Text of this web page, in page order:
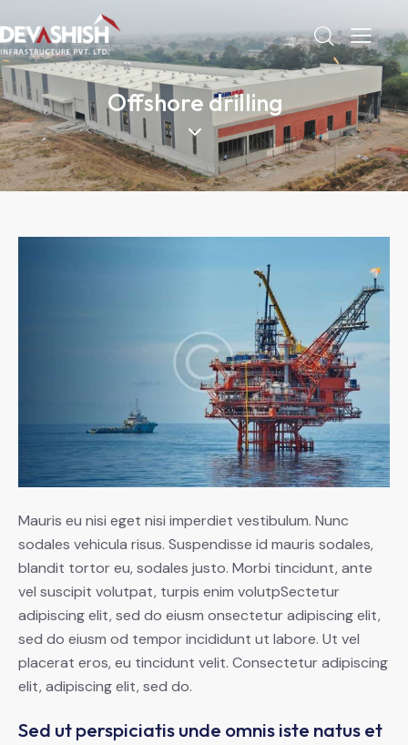
Offshore drilling
Mauris eu nisi eget nisi imperdiet vestibulum. Nunc
sodales vehicula risus. Suspendisse id mauris sodales,
blandit tortor eu, sodales justo. Morbi tincidunt, ante
vel suscipit volutpat, turpis enim volutpSectetur
adipiscing elit, sed do eiusm onsectetur adipiscing elit,
sed do eiusm od tempor incididunt ut labore. Ut vel
placerat eros, eu tincidunt velit. Consectetur adipiscing
elit, adipiscing elit, sed do.
Sed ut perspiciatis unde omnis iste natus et